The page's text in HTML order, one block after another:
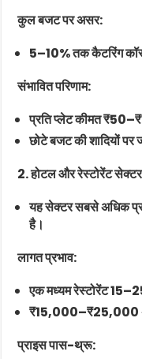
कुल बजट पर असर:
5–10% तक कैटरिंग
संभावित परिणाम:
प्रति प्लेट कीमत
छोटे बजट की शादियों पर
2. होटल और रेस्टोरेंट सेक्टर
यह सेक्टर सबसे अधिक
है।
लागत प्रभाव:
एक मध्यम रेस्टोरेंट
₹15,000–₹25,000
प्राइस पास-थ्रू: